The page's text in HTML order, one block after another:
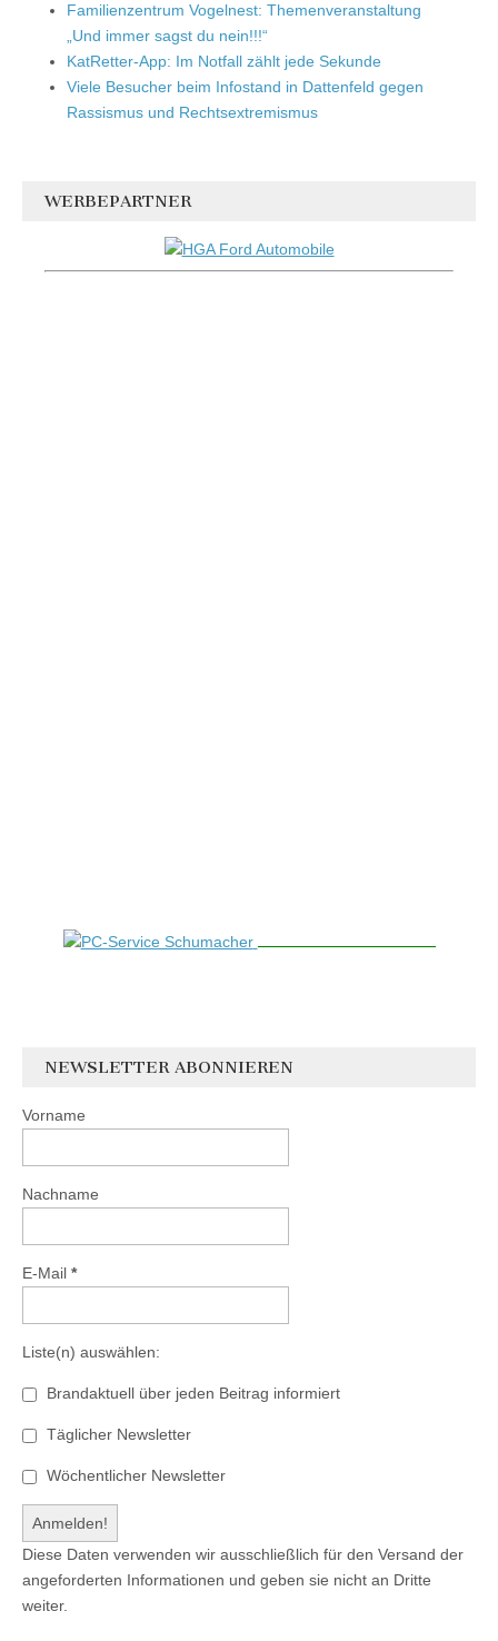
Familienzentrum Vogelnest: Themenveranstaltung
„Und immer sagst du nein!!!“
KatRetter-App: Im Notfall zählt jede Sekunde
Viele Besucher beim Infostand in Dattenfeld gegen
Rassismus und Rechtsextremismus
WERBEPARTNER
NEWSLETTER ABONNIEREN
Vorname
Nachname
E-Mail *
Liste(n) auswählen:
Brandaktuell über jeden Beitrag informiert
Täglicher Newsletter
Wöchentlicher Newsletter
Diese Daten verwenden wir ausschließlich für den Versand der
angeforderten Informationen und geben sie nicht an Dritte
weiter.